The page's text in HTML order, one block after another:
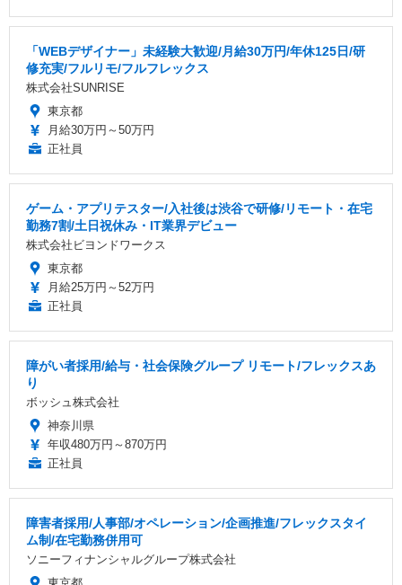
「WEBデザイナー」未経験大歓迎/月給30万円/年休125日/研
修充実/フルリモ/フルフレックス
株式会社SUNRISE
東京都
月給30万円～50万円
正社員
ゲーム・アプリテスター/入社後は渋谷で研修/リモート・在宅
勤務7割/土日祝休み・IT業界デビュー
株式会社ビヨンドワークス
東京都
月給25万円～52万円
正社員
障がい者採用/給与・社会保険グループ リモート/フレックスあ
り
ボッシュ株式会社
神奈川県
年収480万円～870万円
正社員
障害者採用/人事部/オペレーション/企画推進/フレックスタイ
ム制/在宅勤務併用可
ソニーフィナンシャルグループ株式会社